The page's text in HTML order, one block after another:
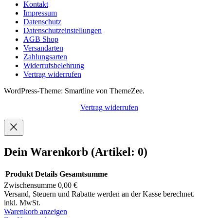
Kontakt
Impressum
Datenschutz
Datenschutzeinstellungen
AGB Shop
Versandarten
Zahlungsarten
Widerrufsbelehrung
Vertrag widerrufen
WordPress-Theme: Smartline von ThemeZee.
Vertrag widerrufen
Dein Warenkorb (Artikel: 0)
Produkte
im
Produkt Details Gesamtsumme
Zwischensumme 0,00 €
Versand, Steuern und Rabatte werden an der Kasse berechnet.
inkl. MwSt.
Warenkorb anzeigen